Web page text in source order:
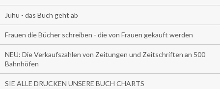
Juhu - das Buch geht ab
Frauen die Bücher schreiben - die von Frauen gekauft werden
NEU: Die Verkaufszahlen von Zeitungen und Zeitschriften an 500
Bahnhöfen
SIE ALLE DRUCKEN UNSERE BUCH CHARTS